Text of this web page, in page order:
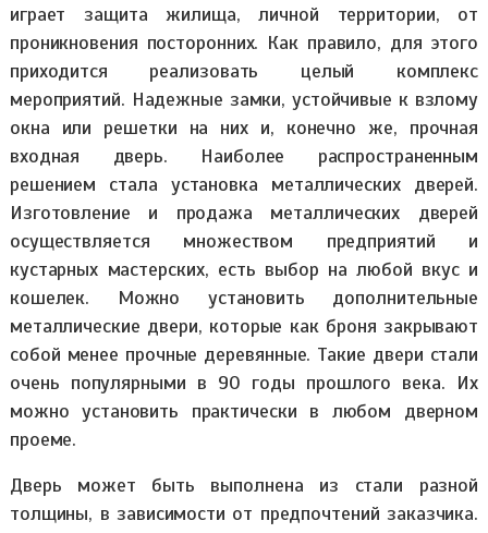
играет защита жилища, личной территории, от
проникновения посторонних. Как правило, для этого
приходится реализовать целый комплекс
мероприятий. Надежные замки, устойчивые к взлому
окна или решетки на них и, конечно же, прочная
входная дверь. Наиболее распространенным
решением стала установка металлических дверей.
Изготовление и продажа металлических дверей
осуществляется множеством предприятий и
кустарных мастерских, есть выбор на любой вкус и
кошелек. Можно установить дополнительные
металлические двери, которые как броня закрывают
собой менее прочные деревянные. Такие двери стали
очень популярными в 90 годы прошлого века. Их
можно установить практически в любом дверном
проеме.
Дверь может быть выполнена из стали разной
толщины, в зависимости от предпочтений заказчика.